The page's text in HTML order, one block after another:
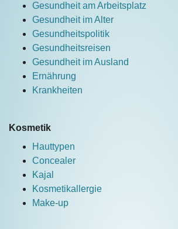
Gesundheit am Arbeitsplatz
Gesundheit im Alter
Gesundheitspolitik
Gesundheitsreisen
Gesundheit im Ausland
Ernährung
Krankheiten
Kosmetik
Hauttypen
Concealer
Kajal
Kosmetikallergie
Make-up